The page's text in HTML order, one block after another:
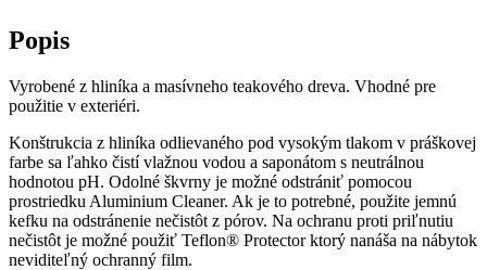
Popis
Vyrobené z hliníka a masívneho teakového dreva. Vhodné pre
použitie v exteriéri.
Konštrukcia z hliníka odlievaného pod vysokým tlakom v práškovej
farbe sa ľahko čistí vlažnou vodou a saponátom s neutrálnou
hodnotou pH. Odolné škvrny je možné odstrániť pomocou
prostriedku Aluminium Cleaner. Ak je to potrebné, použite jemnú
kefku na odstránenie nečistôt z pórov. Na ochranu proti priľnutiu
nečistôt je možné použiť Teflon® Protector ktorý nanáša na nábytok
neviditeľný ochranný film.